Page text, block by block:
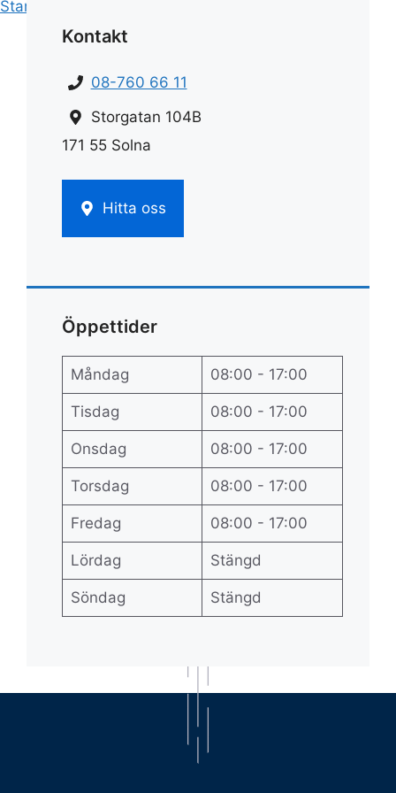
Start
Kontakt
08-760 66 11
Storgatan 104B
171 55 Solna
Hitta oss
Öppettider
Måndag 08:00 - 17:00
Tisdag 08:00 - 17:00
Onsdag 08:00 - 17:00
Torsdag 08:00 - 17:00
Fredag 08:00 - 17:00
Lördag Stängd
Söndag Stängd